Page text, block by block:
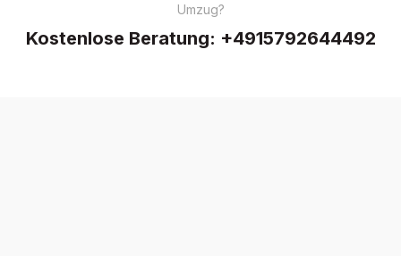
Umzug?
Kostenlose Beratung: +4915792644492